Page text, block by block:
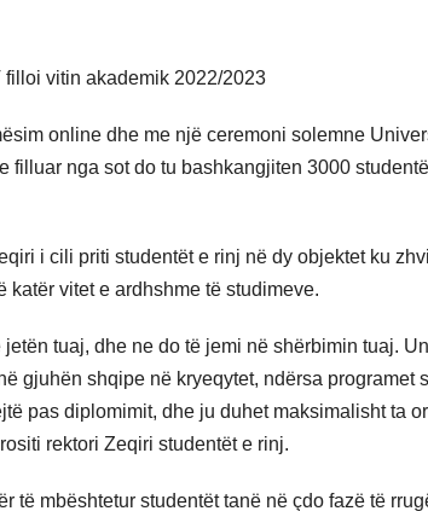
vitin akademik 2022/2023
online dhe me një ceremoni solemne
filluar nga sot do tu bashkangjiten 3000
i cili priti studentët e rinj në dy objektet ku
katër vitet e ardhshme të studimeve.
tuaj, dhe ne do të jemi në shërbimin tuaj.
gjuhën shqipe në kryeqytet, ndërsa programet
pas diplomimit, dhe ju duhet maksimalisht ta
rektori Zeqiri studentët e rinj.
të mbështetur studentët tanë në çdo fazë të